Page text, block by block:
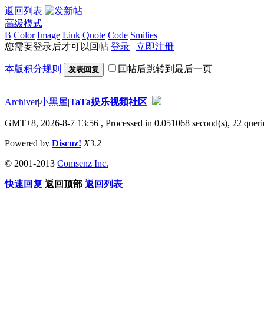
返回列表
高级模式
B Color Image Link Quote Code Smilies
您需要登录后才可以回帖 登录 | 立即注册
本版积分规则 发表回复 回帖后跳转到最后一页
Archiver|小黑屋|TaTa娱乐视频社区
GMT+8, 2026-8-7 13:56 , Processed in 0.051068 second(s), 22
Powered by Discuz! X3.2
© 2001-2013 Comsenz Inc.
快速回复 返回顶部 返回列表